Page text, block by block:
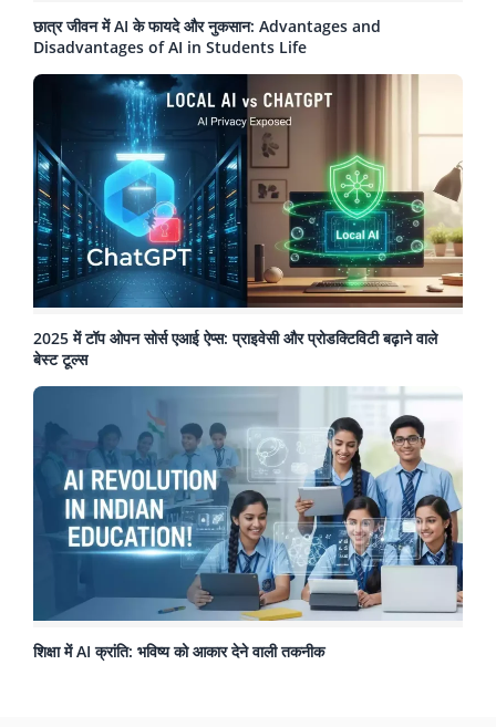
छात्र जीवन में AI के फायदे और नुकसान: Advantages and
Disadvantages of AI in Students Life
2025 में टॉप ओपन सोर्स एआई ऐप्स: प्राइवेसी और प्रोडक्टिविटी बढ़ाने वाले
बेस्ट टूल्स
शिक्षा में AI क्रांति: भविष्य को आकार देने वाली तकनीक